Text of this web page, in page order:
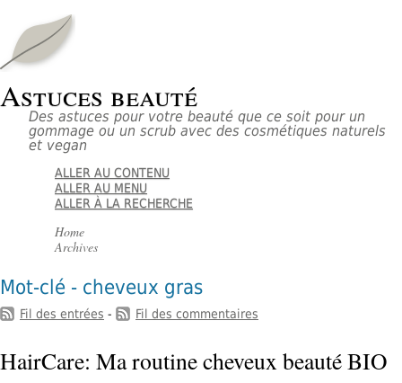
Astuces beauté
Des astuces pour votre beauté que ce soit pour un
gommage ou un scrub avec des cosmétiques naturels
et vegan
ALLER AU CONTENU
ALLER AU MENU
ALLER À LA RECHERCHE
Home
Archives
Mot-clé - cheveux gras
Fil des entrées - Fil des commentaires
HairCare: Ma routine cheveux beauté BIO